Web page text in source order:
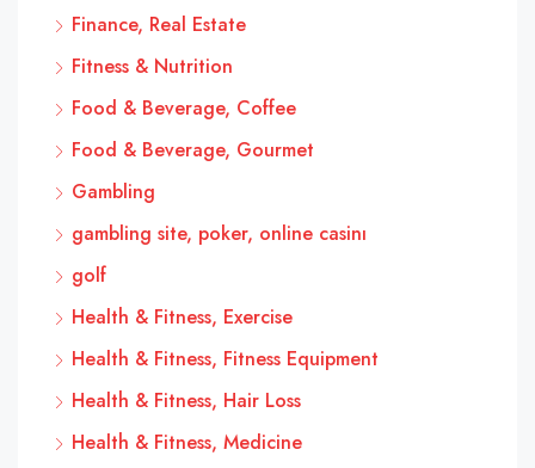
Finance, Real Estate
Fitness & Nutrition
Food & Beverage, Coffee
Food & Beverage, Gourmet
Gambling
gambling site, poker, online casinı
golf
Health & Fitness, Exercise
Health & Fitness, Fitness Equipment
Health & Fitness, Hair Loss
Health & Fitness, Medicine